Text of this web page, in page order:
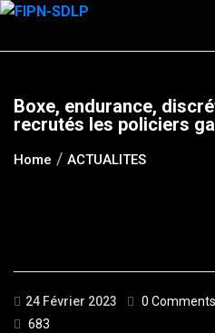
Skip
content
Boxe, endurance,
recrutés les policiers
Home ACTUALITES
24 Février 2023 0 Comments
683